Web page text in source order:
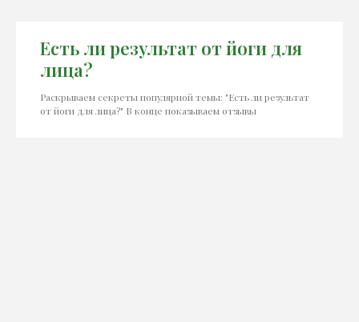
Есть ли результат от йоги для
лица?
Раскрываем секреты популярной темы: "Есть ли результат
от йоги для лица?" В конце показываем отзывы